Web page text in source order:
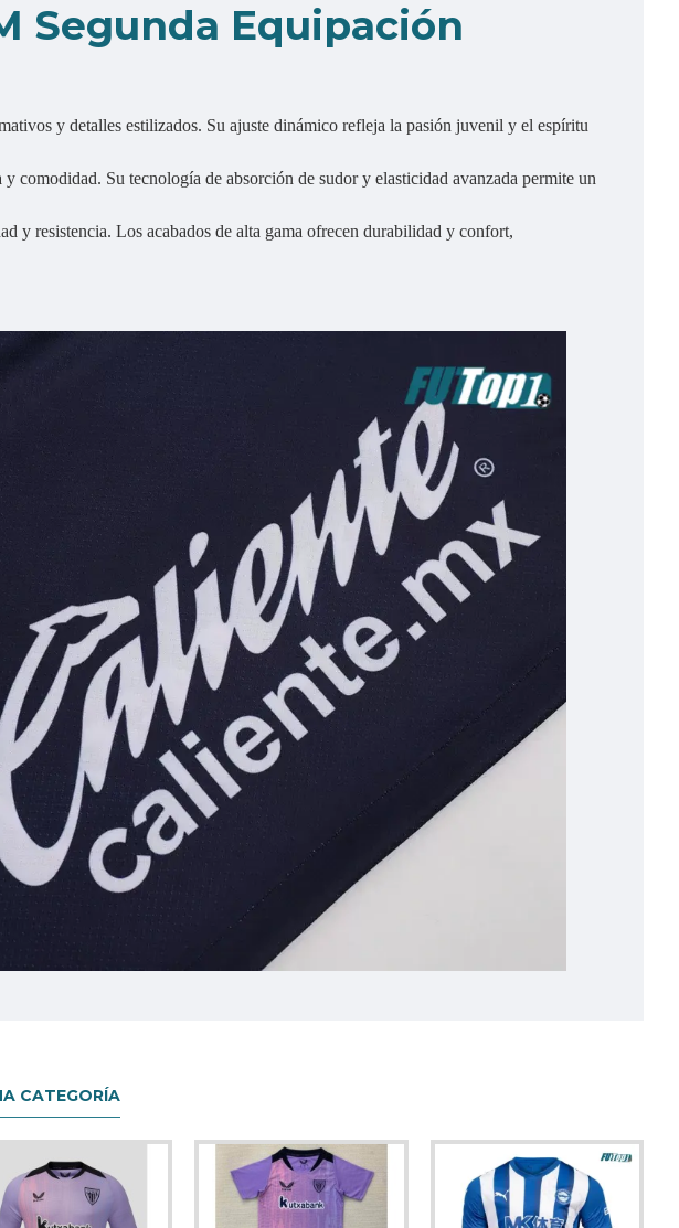
Segunda Equipación
y detalles estilizados. Su ajuste dinámico refleja la pasión juvenil y el espíritu
comodidad. Su tecnología de absorción de sudor y elasticidad avanzada permite un
y resistencia. Los acabados de alta gama ofrecen durabilidad y confort,
CATEGORÍA